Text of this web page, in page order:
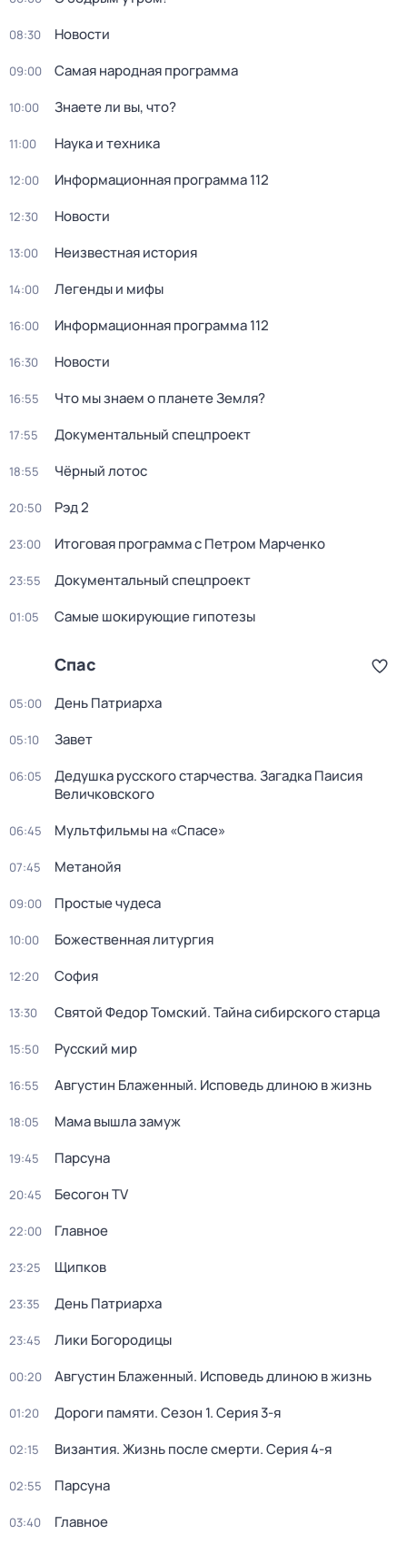
08:30 Новости
09:00 Самая народная программа
10:00 Знаете ли вы, что?
11:00 Наука и техника
12:00 Информационная программа 112
12:30 Новости
13:00 Неизвестная история
14:00 Легенды и мифы
16:00 Информационная программа 112
16:30 Новости
16:55 Что мы знаем о планете Земля?
17:55 Докyментальный cпецпроект
18:55 Чёрный лотос
20:50 Рэд 2
23:00 Итоговая программа с Петром Марченко
23:55 Докyментальный cпецпроект
01:05 Самые шoкиpующие гипотезы
Спас
05:00 День Патриарха
05:10 Завет
06:05
Дедушкa русского старчества. Загадка Паиcия
Величковского
06:45 Мультфильмы на «Спасе»
07:45 Метанойя
09:00 Простые чудеса
10:00 Божественная литургия
12:20 София
13:30 Святой Федор Томский. Тайна сибирского старца
15:50 Русский мир
16:55 Августин Блаженный. Исповедь длиною в жизнь
18:05 Мама вышла замуж
19:45 Парcyна
20:45 Бесогон TV
22:00 Главное
23:25 Щипков
23:35 День Патриарха
23:45 Лики Богородицы
00:20 Августин Блаженный. Исповедь длиною в жизнь
01:20 Дороги памяти. Сезон 1. Серия 3-я
02:15 Византия. Жизнь после смерти. Серия 4-я
02:55 Парcyна
03:40 Главное